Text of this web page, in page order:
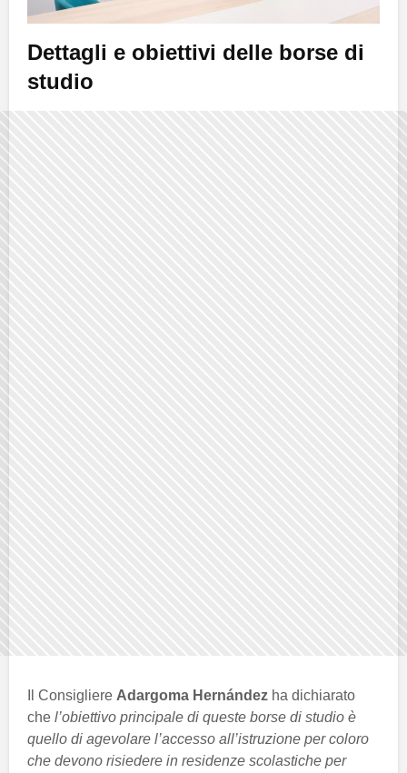
Dettagli e obiettivi delle borse di
studio
Il Consigliere Adargoma Hernández ha dichiarato
che l’obiettivo principale di queste borse di studio è
quello di agevolare l’accesso all’istruzione per coloro
che devono risiedere in residenze scolastiche per